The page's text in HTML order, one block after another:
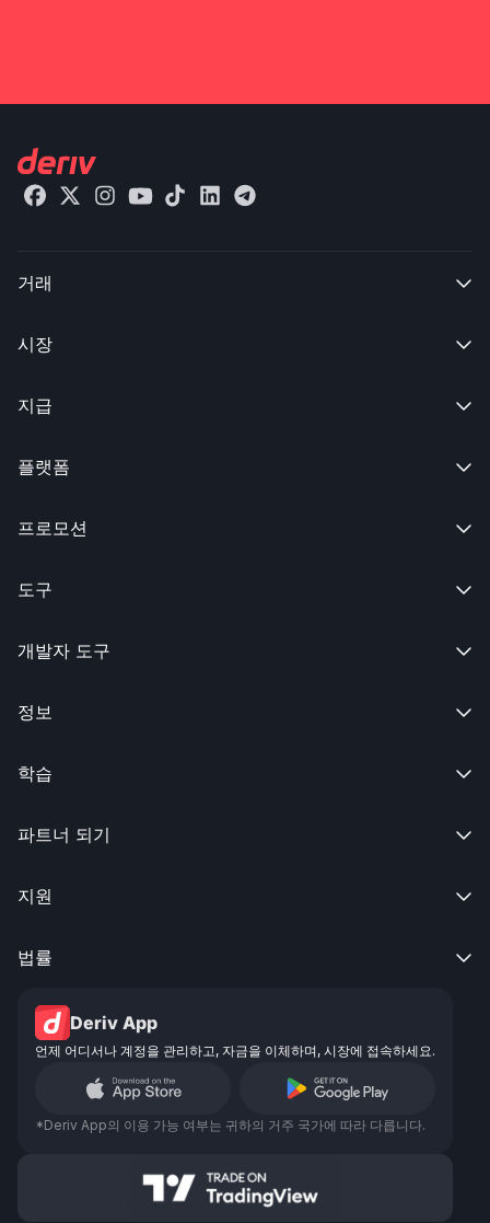
거래 
시장 
지급 
플랫폼 
프로모션 
도구 
개발자 도구 
정보 
학습 
파트너 되기 
지원 
법률 
Deriv App
언제 어디서나 계정을 관리하고, 자금을 이체하며, 시장에 접속하세요.
*Deriv App의 이용 가능 여부는 귀하의 거주 국가에 따라 다릅니다.